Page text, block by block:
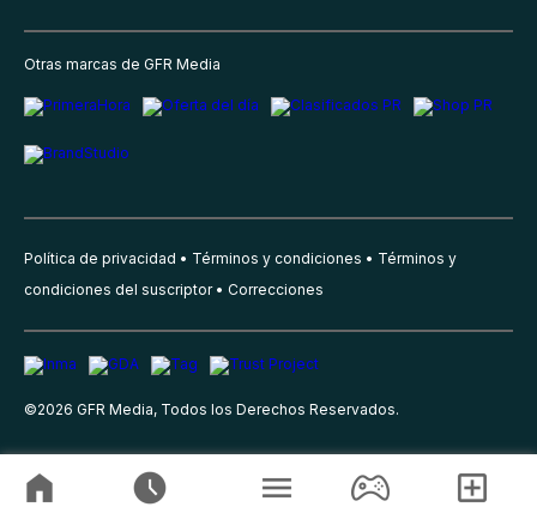
Otras marcas de GFR Media
Política de privacidad Términos y condiciones
Términos y
condiciones del suscriptor
Correcciones
©2026 GFR Media, Todos los Derechos Reservados.